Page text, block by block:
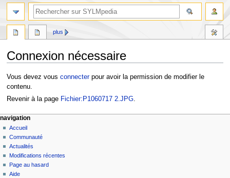
Connexion nécessaire
Aller
à
la
Aller
à
la
Vous devez vous connecterpour avoir la permission de modifier le
contenu.
Revenir à la page Fichier:P1060717 2.JPG.
plus
navigation
Accueil
Communauté
Actualités
Modifications récentes
Page au hasard
Aide